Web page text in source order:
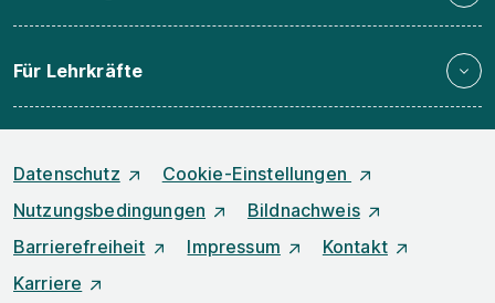
Für Lehrkräfte
Datenschutz
Cookie-Einstellungen
Nutzungsbedingungen
Bildnachweis
Barrierefreiheit
Impressum
Kontakt
Karriere